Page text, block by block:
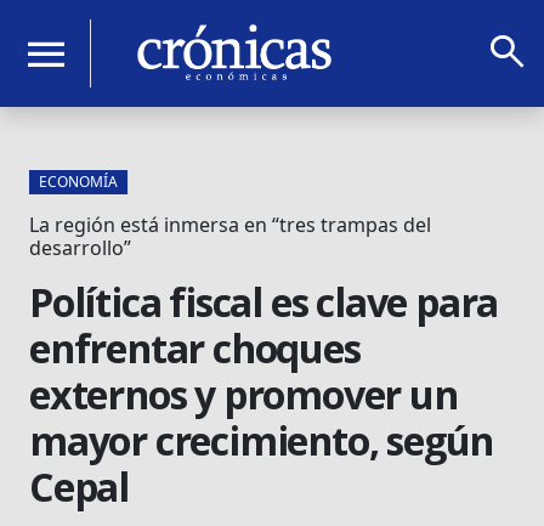
menu search
ECONOMÍA
La región está inmersa en “tres trampas del
desarrollo”
Política fiscal es clave para
enfrentar choques
externos y promover un
mayor crecimiento, según
Cepal